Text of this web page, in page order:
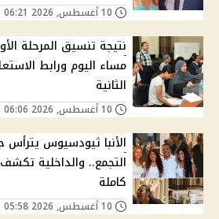
مساء اليوم ورابط
الثانية
الأنبا ثيودسيوس يترأس
التجمع.. والداخلية
كاملة